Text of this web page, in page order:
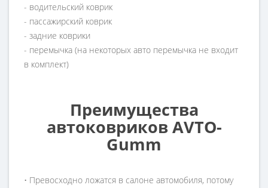
- водительский коврик
- пассажирский коврик
- задние коврики
- перемычка (на некоторых авто перемычка не входит
в комплект)
Преимущества
автоковриков AVTO-
Gumm
• Превосходно ложатся в салоне автомобиля, потому